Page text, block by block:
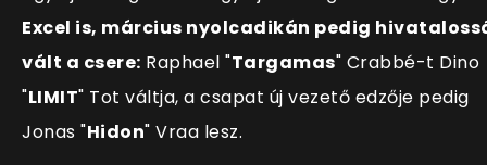
Excel is, március nyolcadikán pedig
vált a csere: Raphael "Targamas" Crabbé-t Dino
"LIMIT" Tot váltja, a csapat új vezető edzője pedig
Jonas "Hidon" Vraa lesz.